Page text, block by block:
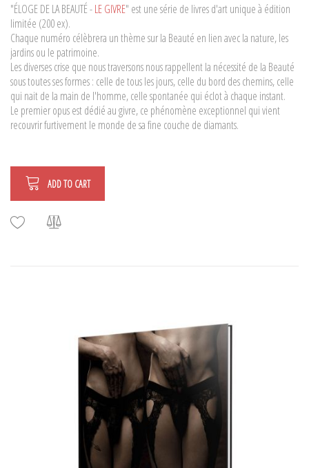
"ÉLOGE DE LA BEAUTÉ -LE GIVRE" est une série de livres d'art unique à édition
limitée (200 ex).
Chaque numéro célèbrera un thème sur la Beauté en lien avec la nature, les
jardins ou le patrimoine.
Les diverses crise que nous traversons nous rappellent la nécessité de la Beauté
sous toutes ses formes : celle de tous les jours, celle du bord des chemins, celle
qui nait de la main de l'homme, celle spontanée qui éclot à chaque instant.
Le premier opus est dédié au givre, ce phénomène exceptionnel qui vient
recouvrir furtivement le monde de sa fine couche de diamants.
ADD TO CART